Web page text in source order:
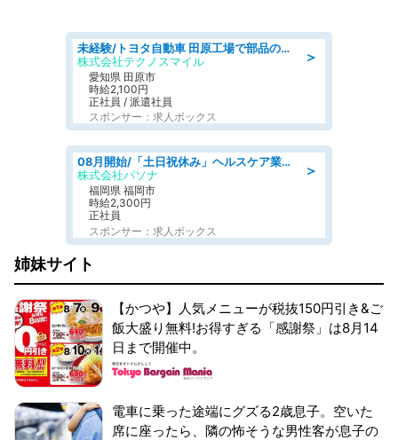
＞
未経験/トヨタ自動車 田原工場で部品の運搬作業/tutumi
株式会社テクノスマイル
愛知県 田原市
時給2,100円
正社員 / 派遣社員
スポンサー：求人ボックス
＞
08月開始/「土日祝休み」ヘルスケア業界の産業保健師/高時給/未経験OK/要資格:保健師、正看護師
株式会社パソナ
福岡県 福岡市
時給2,300円
正社員
スポンサー：求人ボックス
姉妹サイト
【かつや】人気メニューが税抜150円引き&ご
飯大盛り無料!お得すぎる「感謝祭」は8月14
日まで開催中。
電車に乗った途端にグズる2歳息子。空いた
席に座ったら、隣の怖そうな男性客が息子の